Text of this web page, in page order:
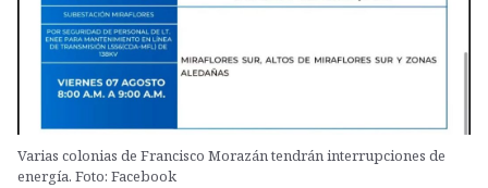
Varias colonias de Francisco Morazán tendrán interrupciones de
energía. Foto: Facebook